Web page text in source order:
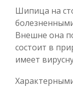
Шипица на
Внешне она
состоит в
имеет